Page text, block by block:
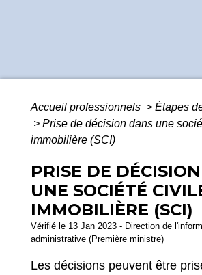
Accueil professionnels > Étapes
> Prise de décision dans une
immobilière (SCI)
PRISE DE
UNE SOCIÉTÉ
IMMOBILIÈRE (SCI)
Vérifié le 13 Jan 2023 - Direction de
administrative (Première ministre)
Les décisions peuvent être